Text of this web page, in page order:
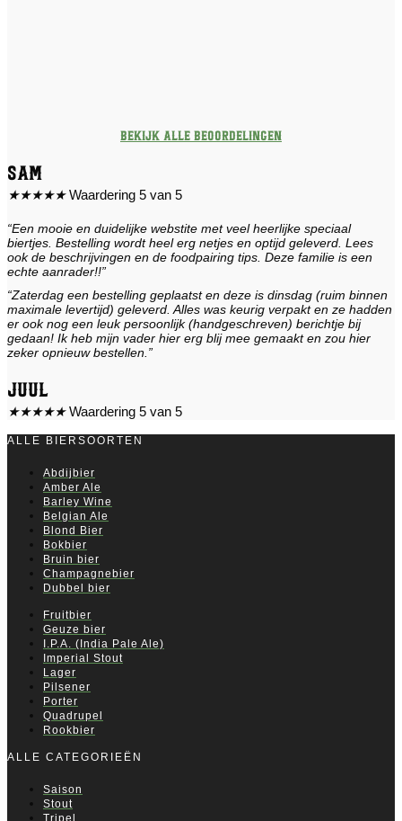
Bekijk alle beoordelingen
Sam
★★★★★ Waardering 5 van 5
“Een mooie en duidelijke webstite met veel heerlijke speciaal
biertjes. Bestelling wordt heel erg netjes en optijd geleverd. Lees
ook de beschrijvingen en de foodpairing tips. Deze familie is een
echte aanrader!!”
“Zaterdag een bestelling geplaatst en deze is dinsdag (ruim binnen
maximale levertijd) geleverd. Alles was keurig verpakt en ze hadden
er ook nog een leuk persoonlijk (handgeschreven) berichtje bij
gedaan! Ik heb mijn vader hier erg blij mee gemaakt en zou hier
zeker opnieuw bestellen.”
Juul
★★★★★ Waardering 5 van 5
ALLE BIERSOORTEN
Abdijbier
Amber Ale
Barley Wine
Belgian Ale
Blond Bier
Bokbier
Bruin bier
Champagnebier
Dubbel bier
Fruitbier
Geuze bier
I.P.A. (India Pale Ale)
Imperial Stout
Lager
Pilsener
Porter
Quadrupel
Rookbier
ALLE CATEGORIEËN
Saison
Stout